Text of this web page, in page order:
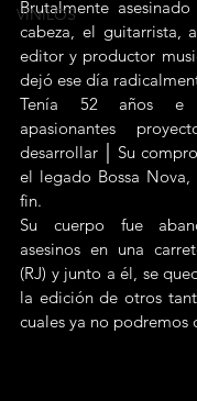
VINILOS
Brutalmente
cabeza, el guitarrista,
editor y productor
dejó ese día
Tenía 52 años e
apasionantes
desarrollar │ Su
el legado Bossa
fin.
Su cuerpo fue
asesinos en una
(RJ) y junto a él, se
la edición de otros
cuales ya no podremos